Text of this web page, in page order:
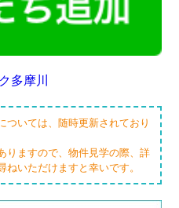
ついては、随時更新されており
りますので、物件見学の際、詳
ねいただけますと幸いです。